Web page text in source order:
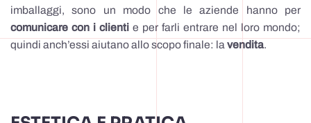
imballaggi, sono un modo che le aziende hanno per
comunicare con i clienti e per farli entrare nel loro mondo;
quindi anch’essi aiutano allo scopo finale: la vendita.